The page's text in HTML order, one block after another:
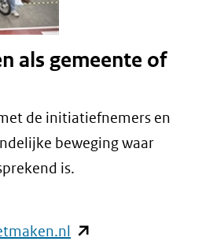
als gemeente of
de initiatiefnemers en
beweging waar
is.
(opent